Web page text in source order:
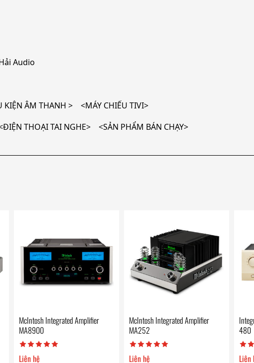
Audio
ÂM THANH > <MÁY CHIẾU TIVI>
THOẠI TAI NGHE> <SẢN PHẨM BÁN CHẠY>
McIntosh Integrated Amplifier
MA8900
Liên hệ
McIntosh Integrated Amplifier
MA252
Liên hệ
480
Liên